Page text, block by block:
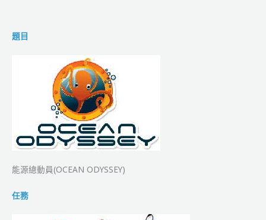
題目
能源總動員(OCEAN ODYSSEY)
任務